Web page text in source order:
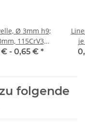
3mm h9;
115CrV3
und poliert
- 0,65 € *
folgende